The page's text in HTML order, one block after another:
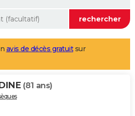
avis de décès gratuitsur
(81 ans)